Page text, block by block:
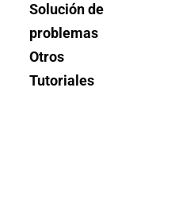
Solución de
problemas
Otros
Tutoriales